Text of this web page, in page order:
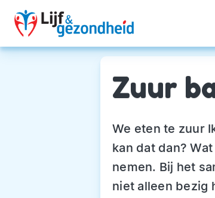
Zuur
We eten te zuur
kan dat dan?
nemen. Bij het
niet alleen bezig